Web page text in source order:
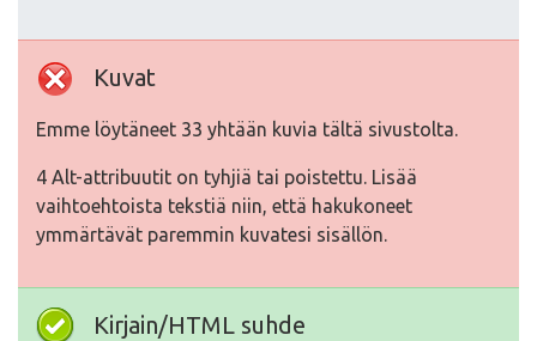
Kuvat
Emme löytäneet 33 yhtään kuvia tältä sivustolta.
4 Alt-attribuutit on tyhjiä tai poistettu. Lisää
vaihtoehtoista tekstiä niin, että hakukoneet
ymmärtävät paremmin kuvatesi sisällön.
Kirjain/HTML suhde